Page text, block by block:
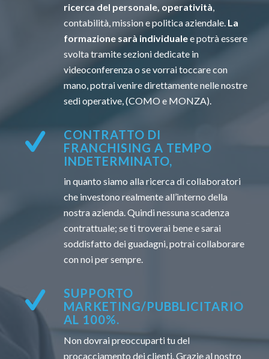
ricerca del personale, operatività
contabilità, mission e politica aziendale. La
formazione sarà individualee potrà essere
svolta tramite sezioni dedicate in
videoconferenza o se vorrai toccare con
mano, potrai venire direttamente nelle nostre
sedi operative, (COMO e MONZA).
CONTRATTO DI
FRANCHISING A TEMPO
INDETERMINATO,
in quanto siamo alla ricerca di collaboratori
che investono realmente all’interno della
nostra azienda. Quindi nessuna scadenza
contrattuale; se ti troverai bene e sarai
soddisfatto dei guadagni, potrai collaborare
con noi per sempre.
SUPPORTO
MARKETING/PUBBLICITARIO
AL 100%.
Non dovrai preoccuparti tu del
procacciamento dei clienti. Grazie al nostro